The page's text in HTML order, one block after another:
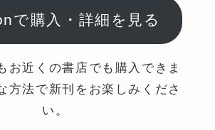
で購入・詳細を見る
お近くの書店でも購入できま
方法で新刊をお楽しみくださ
い。